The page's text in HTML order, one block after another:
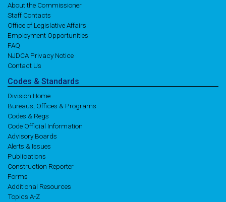
About the Commissioner
Staff Contacts
Office of Legislative Affairs
Employment Opportunities
FAQ
NJDCA Privacy Notice
Contact Us
Codes & Standards
Division Home
Bureaus, Offices & Programs
Codes & Regs
Code Official Information
Advisory Boards
Alerts & Issues
Publications
Construction Reporter
Forms
Additional Resources
Topics A-Z